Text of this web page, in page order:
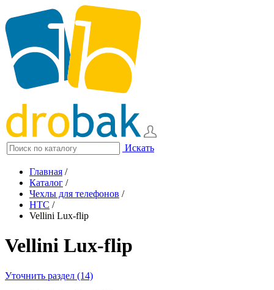
Искать
Главная /
Каталог /
Чехлы для телефонов /
HTC /
Vellini Lux-flip
Vellini Lux-flip
Уточнить раздел (14)